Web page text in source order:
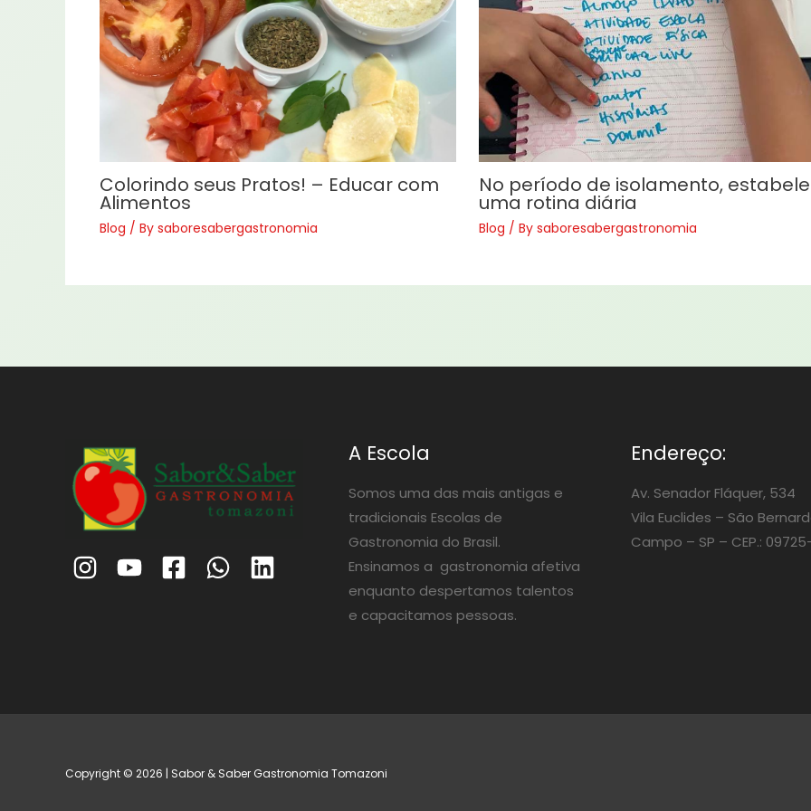
Colorindo seus Pratos! – Educar com
Alimentos
Blog / By saboresabergastronomia
No período de isolamento,
uma rotina diária
Blog / By saboresabergastronomia
A Escola
Somos uma das mais antigas e
tradicionais Escolas de
Gastronomia do Brasil.
Ensinamos a gastronomia afetiva
enquanto despertamos talentos
e capacitamos pessoas.
Endereço:
Av. Senador Fláquer, 534
Vila Euclides – São
Campo – SP – CEP.:
Copyright © 2026 | Sabor & Saber Gastronomia Tomazoni